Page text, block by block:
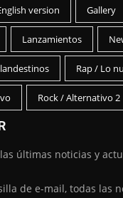
version Gallery
Lanzamientos
Rap / Lo
Rock / Alternativo 2
últimas noticias y
de e-mail, todas las